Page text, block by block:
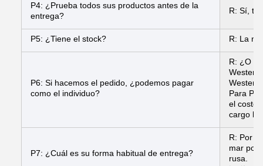
P4: ¿Prueba todos sus productos antes de la
entrega?
R: Sí,
P5: ¿Tiene el stock? R: La
P6: Si hacemos el pedido, ¿podemos pagar
como el individuo?
R: ¿O
Western
Western
Para
el costo
cargo
P7: ¿Cuál es su forma habitual de entrega?
R: Por
mar por
rusa.